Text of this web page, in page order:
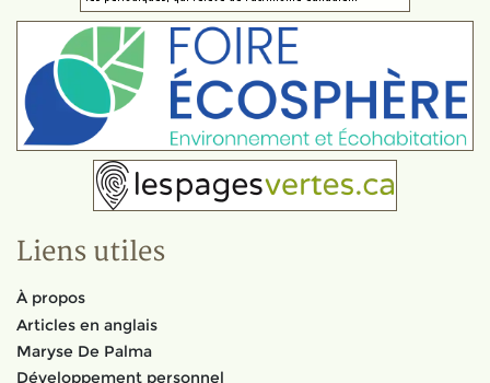
Liens utiles
À propos
Articles en anglais
Maryse De Palma
Développement personnel